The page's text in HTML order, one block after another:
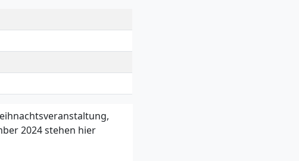
2024 stehen hier